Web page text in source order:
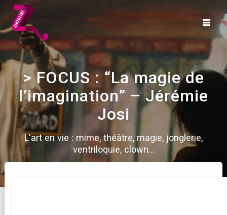
content
> FOCUS : “La magie de
l’imagination” – Jérémie
Josi
L'art en vie : mime, théâtre, magie, jonglerie,
ventriloquie, clown...